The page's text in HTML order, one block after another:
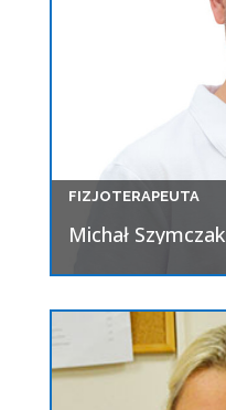
FIZJOTERAPEUTA
Michał Szymczak